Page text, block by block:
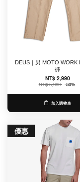
DEUS｜男 MOTO WORK
褲
NT$ 2,990
NT$ 5,980 -50%
加入購物車
優惠